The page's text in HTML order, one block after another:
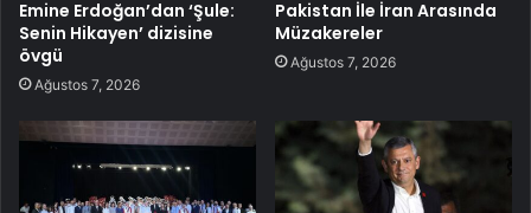
Emine Erdoğan’dan ‘Şule:
Senin Hikayen’ dizisine
övgü
Ağustos 7, 2026
Pakistan İle İran Arasında
Müzakereler
Ağustos 7, 2026